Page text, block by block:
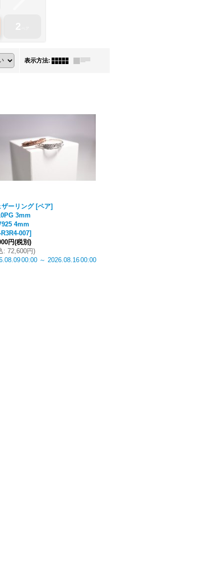
表示方法:
ザーリング [ペア]
3mm
4mm
007]
円(税別)
: 72,600円)
00:00 ～ 2026.08.1600:00